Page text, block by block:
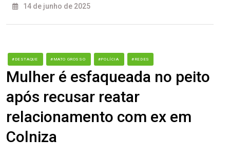
14 de junho de 2025
#DESTAQUE #MATO GROSSO #POLÍCIA #REDES
Mulher é esfaqueada no peito
após recusar reatar
relacionamento com ex em
Colniza